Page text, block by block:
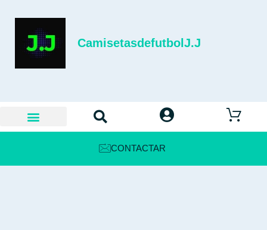
CamisetasdefutbolJ.J
CONTACTAR